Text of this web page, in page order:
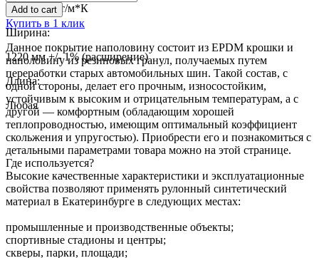
0,19-0,24 Вт/м*К
Ширина:
1220 мм +/- 1% (расширение)
Длина:
Любая
Add to cart
Купить в 1 клик
Данное покрытие наполовину состоит из EPDM крошки и
наполовину из резиновых гранул, получаемых путем
переработки старых автомобильных шин. Такой состав, с
одной стороны, делает его прочным, износостойким,
устойчивым к высоким и отрицательным температурам, а с
другой — комфортным (обладающим хорошей
теплопроводностью, имеющим оптимальный коэффициент
скольжения и упругостью). Приобрести его и познакомиться с
детальными параметрами товара можно на этой странице.
Где используется?
Высокие качественные характеристики и эксплуатационные
свойства позволяют применять рулонный синтетический
материал в Екатеринбурге в следующих местах:
промышленные и производственные объекты;
спортивные стадионы и центры;
скверы, парки, площади;